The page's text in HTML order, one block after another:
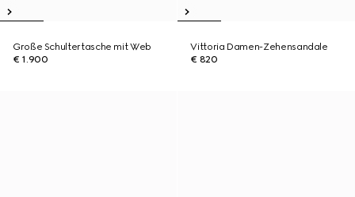
Große Schultertasche mit Web
€ 1.900
Vittoria Damen-Zehensandale
€ 820